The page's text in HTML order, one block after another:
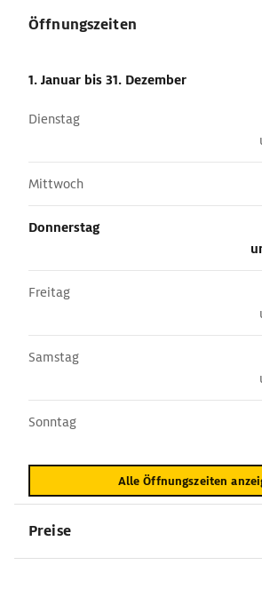
Öffnungszeiten
1. Januar bis 31. Dezember
Dienstag
Mittwoch
Donnerstag
Freitag
Samstag
Sonntag
Alle Öffnungszeiten
Preise